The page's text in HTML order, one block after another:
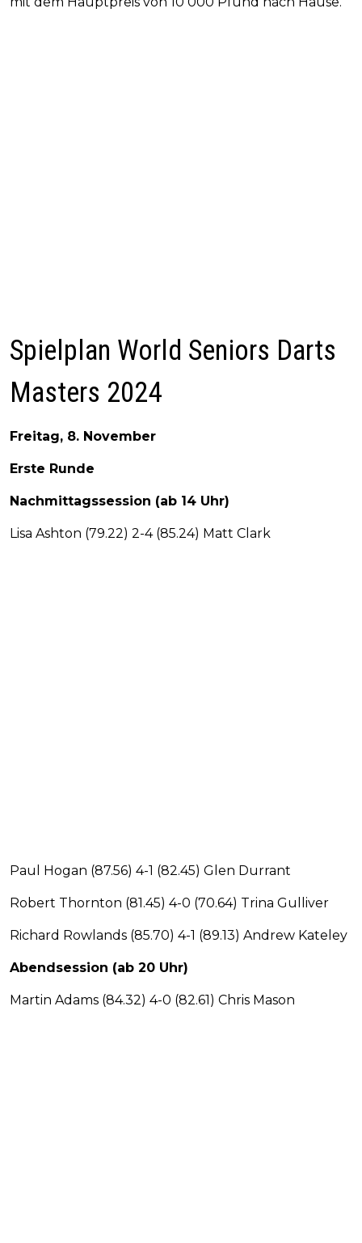
Spielplan World Seniors Darts
Masters 2024
Freitag, 8. November
Erste Runde
Nachmittagssession (ab 14 Uhr)
Lisa Ashton (79.22) 2-4 (85.24) Matt Clark
Paul Hogan (87.56) 4-1 (82.45) Glen Durrant
Robert Thornton (81.45) 4-0 (70.64) Trina Gulliver
Richard Rowlands (85.70) 4-1 (89.13) Andrew Kateley
Abendsession (ab 20 Uhr)
Martin Adams (84.32) 4-0 (82.61) Chris Mason